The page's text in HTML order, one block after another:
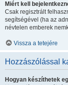
Miért kell
Csak regisztrált
segítségével (ha az
névtelen emberek
Vissza a tetejére
Hozzászólással
Hogyan készíthetek